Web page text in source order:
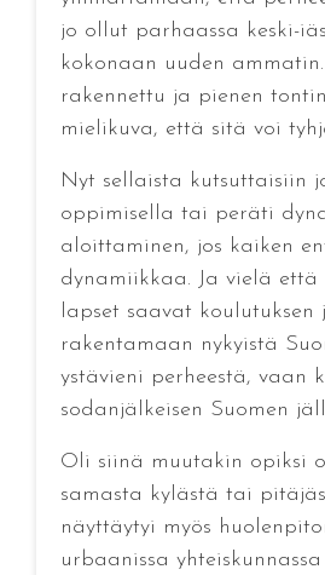
jo ollut parhaassa keski-
kokonaan uuden
rakennettu ja pienen
mielikuva, että sitä voi
Nyt sellaista kutsuttaisiin
oppimisella tai peräti
aloittaminen, jos kaiken
dynamiikkaa. Ja vielä että
lapset saavat koulutuksen
rakentamaan nykyistä
ystävieni perheestä, vaan
sodanjälkeisen Suomen
Oli siinä muutakin opiksi
samasta kylästä tai
näyttäytyi myös
urbaanissa